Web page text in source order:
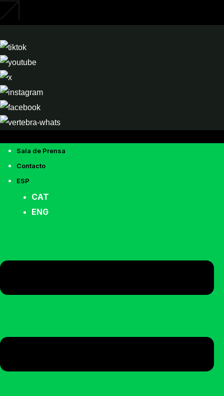
Sala de Prensa
Contacto
ESP
CAT
ENG